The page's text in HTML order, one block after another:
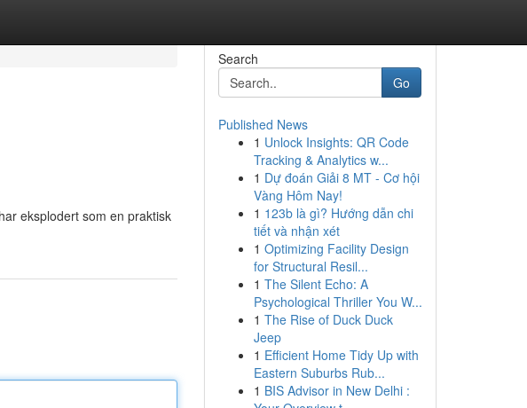
eksplodert som en praktisk
Search
Go
Published News
1 Unlock Insights: QR Code
Tracking & Analytics w...
1 Dự đoán Giải 8 MT - Cơ hội
Vàng Hôm Nay!
1 123b là gì? Hướng dẫn chi
tiết và nhận xét
1 Optimizing Facility Design
for Structural Resil...
1 The Silent Echo: A
Psychological Thriller You W...
1 The Rise of Duck Duck
Jeep
1 Efficient Home Tidy Up with
Eastern Suburbs Rub...
1 BIS Advisor in New Delhi :